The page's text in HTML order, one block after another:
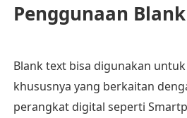
Penggunaan
Blank text bisa digunakan
khususnya yang berkaitan
perangkat digital seperti